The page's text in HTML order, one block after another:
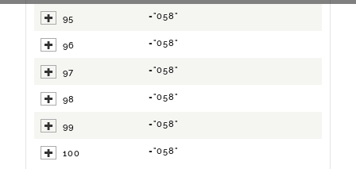
95 ="058"
96 ="058"
97 ="058"
98 ="058"
99 ="058"
100 ="058"